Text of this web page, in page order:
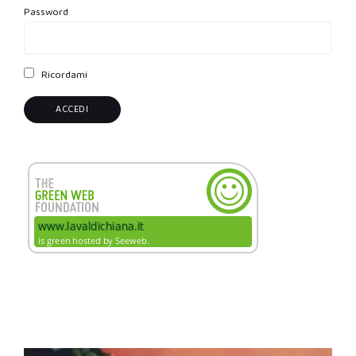
Password
Ricordami